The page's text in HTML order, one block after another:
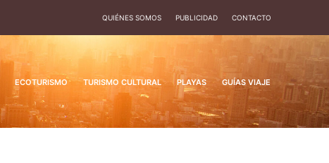
QUIÉNES SOMOS PUBLICIDAD CONTACTO
ECOTURISMO TURISMO CULTURAL PLAYAS GUÍAS VIAJE